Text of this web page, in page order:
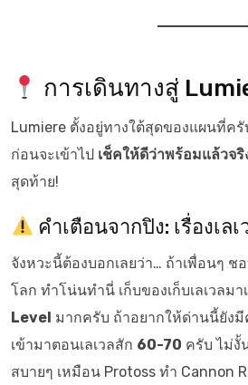
การเดินทางสู่
Lumiere ตั้งอยู่ทางใต้สุดของแผนที่ครั
ก่อนจะเข้าไป เช็คให้ดีว่าพร้อมแล้วจริ
สุดท้าย!
คำเตือนจากปิง: เรื่องเลเ
จังหวะนี้ต้องบอกเลยว่า… ถ้าเพื่อนๆ ช
โลก ทำโน่นทำนี่ เก็บของเก็บเลเวลมา
Level มากครับ ถ้าอยากให้ด่านนี้ยัง
เข้ามาตอนเลเวลสัก 60-70 ครับ ไม่งั้
สบายๆ เหมือน Protoss ทำ Cannon